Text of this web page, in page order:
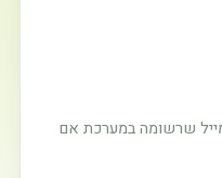
שרשומה במערכת אם